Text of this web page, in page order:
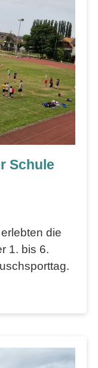
Schule
die
1. bis 6.